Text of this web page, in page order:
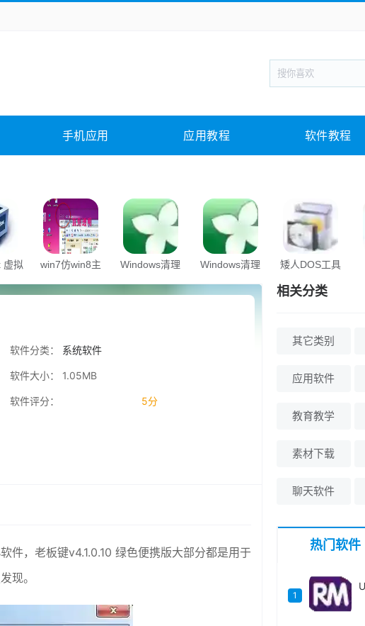
新闻阅读 旅游
战棋游戏 枪战
应用软件 影音软件 插件下载 教育教学 游戏
手机应用 应用教程 软件教程
虚拟
win7仿win8主
Windows清理
Windows清理
矮人DOS工具
软件分类： 系统软件
软件大小： 1.05MB
软件评分： 5分
件，老板键v4.1.0.10 绿色便携版大部分都是用于
现。
相关分类
其它类别
应用软件
教育教学
素材下载
聊天软件
热门软件
1